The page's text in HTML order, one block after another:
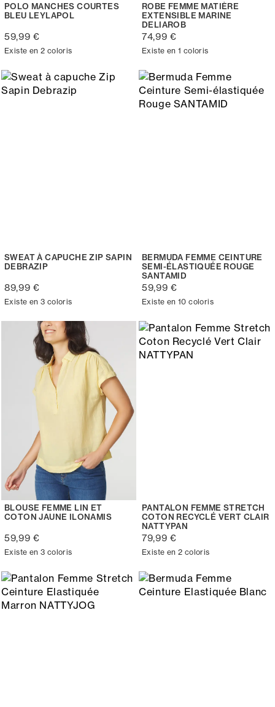
POLO MANCHES COURTES
BLEU LEYLAPOL
59,99 €
Existe en 2 coloris
ROBE FEMME MATIÈRE
EXTENSIBLE MARINE
DELIAROB
74,99 €
Existe en 1 coloris
SWEAT À CAPUCHE ZIP SAPIN
DEBRAZIP
89,99 €
Existe en 3 coloris
BERMUDA FEMME CEINTURE
SEMI-ÉLASTIQUÉE ROUGE
SANTAMID
59,99 €
Existe en 10 coloris
BLOUSE FEMME LIN ET
COTON JAUNE ILONAMIS
59,99 €
Existe en 3 coloris
PANTALON FEMME STRETCH
COTON RECYCLÉ VERT CLAIR
NATTYPAN
79,99 €
Existe en 2 coloris